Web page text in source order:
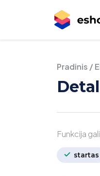
Pradinis /
Funkcija
startas